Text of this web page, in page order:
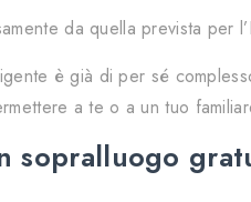
da quella prevista
è già di per sé
a te o a un tuo
sopralluogo